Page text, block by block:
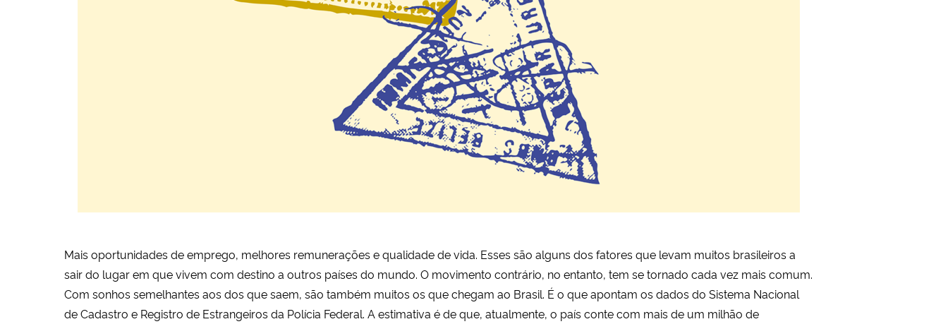
Mais oportunidades de emprego, melhores remunerações e qualidade de vida. Esses são alguns dos fatores que levam muitos brasileiros a
sair do lugar em que vivem com destino a outros países do mundo. O movimento contrário, no entanto, tem se tornado cada vez mais comum.
Com sonhos semelhantes aos dos que saem, são também muitos os que chegam ao Brasil. É o que apontam os dados do Sistema Nacional
de Cadastro e Registro de Estrangeiros da Polícia Federal. A estimativa é de que, atualmente, o país conte com mais de um milhão de